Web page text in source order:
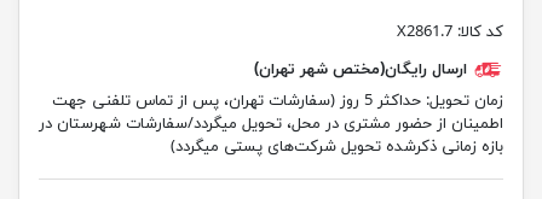
کد کالا: X2861.7
ارسال رایگان(مختص شهر تهران)
زمان تحویل:
حداکثر 5 روز (سفارشات تهران، پس از تماس تلفنی جهت
اطمینان از حضور مشتری در محل، تحویل میگردد/سفارشات شهرستان در
بازه زمانی ذکرشده تحویل شرکت‌های پستی میگردد)